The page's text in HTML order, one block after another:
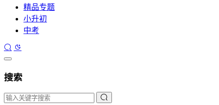
精品专题
小升初
中考
搜索